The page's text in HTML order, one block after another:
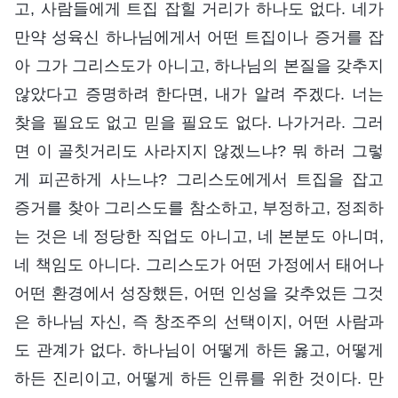
고, 사람들에게 트집 잡힐 거리가 하나도 없다. 네가
만약 성육신 하나님에게서 어떤 트집이나 증거를 잡
아 그가 그리스도가 아니고, 하나님의 본질을 갖추지
않았다고 증명하려 한다면, 내가 알려 주겠다. 너는
찾을 필요도 없고 믿을 필요도 없다. 나가거라. 그러
면 이 골칫거리도 사라지지 않겠느냐? 뭐 하러 그렇
게 피곤하게 사느냐? 그리스도에게서 트집을 잡고
증거를 찾아 그리스도를 참소하고, 부정하고, 정죄하
는 것은 네 정당한 직업도 아니고, 네 본분도 아니며,
네 책임도 아니다. 그리스도가 어떤 가정에서 태어나
어떤 환경에서 성장했든, 어떤 인성을 갖추었든 그것
은 하나님 자신, 즉 창조주의 선택이지, 어떤 사람과
도 관계가 없다. 하나님이 어떻게 하든 옳고, 어떻게
하든 진리이고, 어떻게 하든 인류를 위한 것이다. 만